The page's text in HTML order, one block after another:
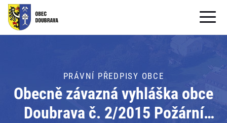
OBECNÍ ÚŘAD
PRO OBČANY
Formuláře ke stažení
PRÁVNÍ PŘEDPISY OBCE
Obecně závazná vyhláška obce
Doubrava č. 2/2015 Požární